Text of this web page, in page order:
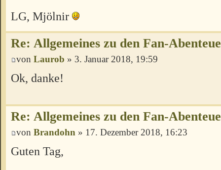
LG, Mjölnir
Re: Allgemeines zu den Fan-
von Laurob » 3. Januar 2018, 19:59
Ok, danke!
Re: Allgemeines zu den Fan-
von Brandohn » 17. Dezember 2018, 16:23
Guten Tag,